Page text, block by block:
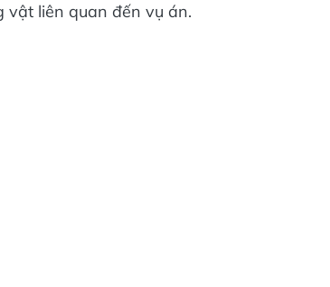
vật liên quan đến vụ án.